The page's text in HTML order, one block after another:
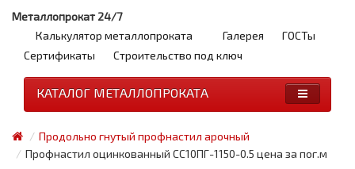
Металлопрокат 24/7
Калькулятор металлопроката
Галерея
ГОСТы
Сертификаты
Строительство под ключ
КАТАЛОГ МЕТАЛЛОПРОКАТА
Продольно гнутый профнастил арочный
Профнастил оцинкованный СС10ПГ-1150-0.5 цена за пог.м